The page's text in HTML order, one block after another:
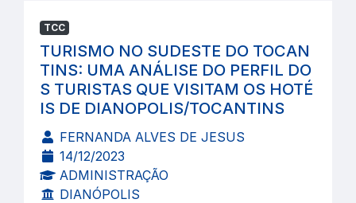
TCC
TURISMO NO SUDESTE DO TOCAN
TINS: UMA ANÁLISE DO PERFIL DO
S TURISTAS QUE VISITAM OS HOTÉ
IS DE DIANOPOLIS/TOCANTINS
FERNANDA ALVES DE JESUS
14/12/2023
ADMINISTRAÇÃO
DIANÓPOLIS